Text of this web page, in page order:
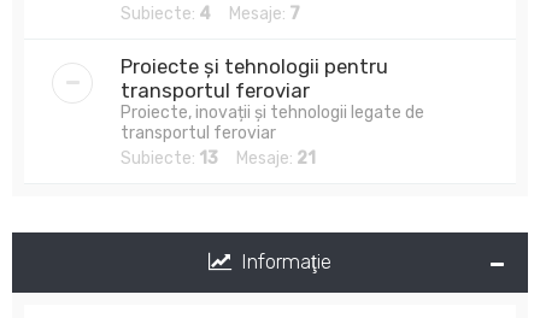
Subiecte: 4 Mesaje: 7
Proiecte și tehnologii pentru
transportul feroviar
Proiecte, inovații și tehnologii legate de
transportul feroviar
Subiecte: 13 Mesaje: 21
Informaţie